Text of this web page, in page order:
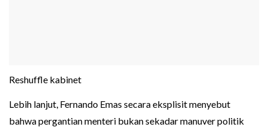
Reshuffle kabinet
Lebih lanjut, Fernando Emas secara eksplisit menyebut
bahwa pergantian menteri bukan sekadar manuver politik